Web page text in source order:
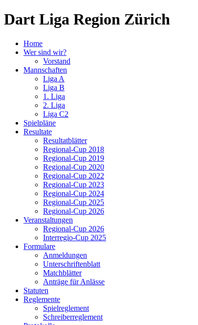
Dart Liga Region Zürich
Home
Wer sind wir?
Vorstand
Mannschaften
Liga A
Liga B
1. Liga
2. Liga
Liga C2
Spielpläne
Resultate
Resultatblätter
Regional-Cup 2018
Regional-Cup 2019
Regional-Cup 2020
Regional-Cup 2022
Regional-Cup 2023
Regional-Cup 2024
Regional-Cup 2025
Regional-Cup 2026
Veranstaltungen
Regional-Cup 2026
Interregio-Cup 2025
Formulare
Anmeldungen
Unterschriftenblatt
Matchblätter
Anträge für Anlässe
Statuten
Reglemente
Spielreglement
Schreiberreglement